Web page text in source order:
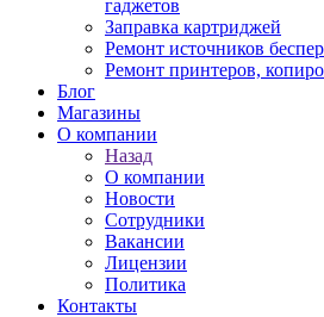
гаджетов
Заправка картриджей
Ремонт источников
Ремонт принтеров,
Блог
Магазины
О компании
Назад
О компании
Новости
Сотрудники
Вакансии
Лицензии
Политика
Контакты